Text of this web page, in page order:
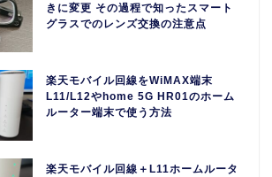
きに変更 その過程で知ったスマート
グラスでのレンズ交換の注意点
楽天モバイル回線をWiMAX端末
L11/L12やhome 5G HR01のホーム
ルーター端末で使う方法
楽天モバイル回線＋L11ホームルータ